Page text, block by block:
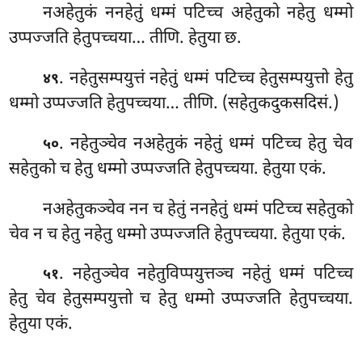
नअहेतुकं ननहेतुं धम्मं पटिच्च अहेतुको नहेतु धम्मो
उप्पज्जति हेतुपच्चया… तीणि. हेतुया छ.
४९. नहेतुसम्पयुत्तं नहेतुं धम्मं पटिच्च हेतुसम्पयुत्तो हेतु
धम्मो उप्पज्जति हेतुपच्चया… तीणि. (सहेतुकदुकसदिसं.)
५०. नहेतुञ्चेवनअहेतुकं नहेतुं धम्मं पटिच्च हेतु चेव
सहेतुको च हेतु धम्मो उप्पज्जति हेतुपच्चया. हेतुया एकं.
नअहेतुकञ्चेव नन च हेतुं ननहेतुं धम्मं पटिच्च सहेतुको
चेव न च हेतु नहेतु धम्मो उप्पज्जति हेतुपच्चया. हेतुया एकं.
५१. नहेतुञ्चेव नहेतुविप्पयुत्तञ्च नहेतुं धम्मं पटिच्च
हेतु चेव हेतुसम्पयुत्तो च हेतु धम्मो उप्पज्जति हेतुपच्चया.
हेतुया एकं.